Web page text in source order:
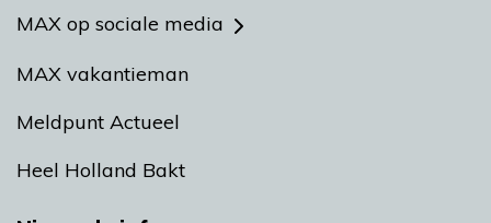
MAX op sociale media
MAX vakantieman
Meldpunt Actueel
Heel Holland Bakt